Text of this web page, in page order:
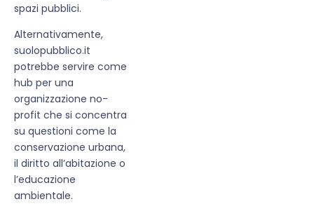
spazi pubblici.
Alternativamente,
suolopubblico.it
potrebbe servire come
hub per una
organizzazione no-
profit che si concentra
su questioni come la
conservazione urbana,
il diritto all’abitazione o
l’educazione
ambientale.